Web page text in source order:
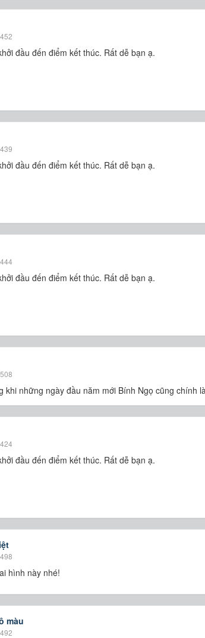
đầu đến điểm kết thúc. Rất dễ bạn ạ.
đầu đến điểm kết thúc. Rất dễ bạn ạ.
đầu đến điểm kết thúc. Rất dễ bạn ạ.
những ngày đầu năm mới Bính Ngọ cũng chính
đầu đến điểm kết thúc. Rất dễ bạn ạ.
hình này nhé!
màu